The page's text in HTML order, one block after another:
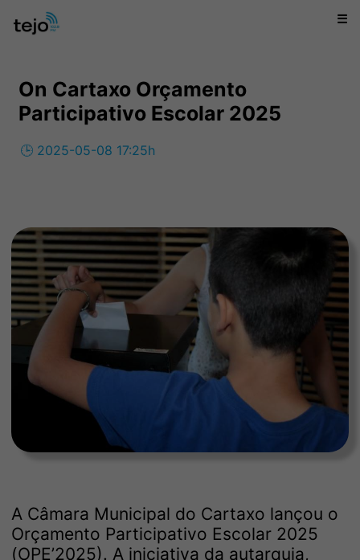
☰
On Cartaxo Orçamento
Participativo Escolar 2025
🕒 2025-05-08 17:25h
A Câmara Municipal do Cartaxo lançou o
Orçamento Participativo Escolar 2025
(OPE’2025). A iniciativa da autarquia,